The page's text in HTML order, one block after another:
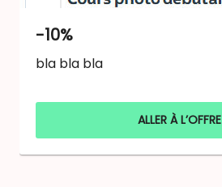
-10%
bla bla bla
ALLER À L’OFFRE